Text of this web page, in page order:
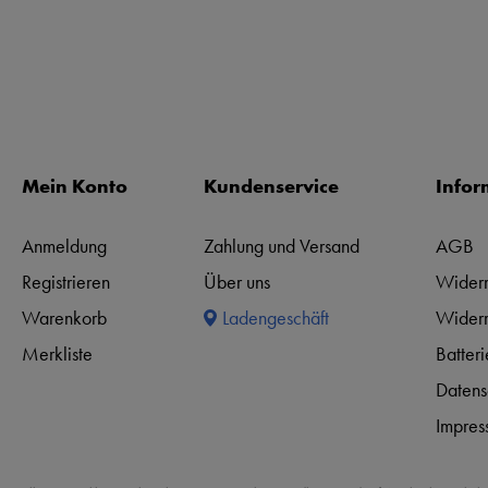
Mein Konto
Anmeldung
Registrieren
Warenkorb
Merkliste
Kundenservice
Zahlung und Versand
Über uns
Ladengeschäft
AGB